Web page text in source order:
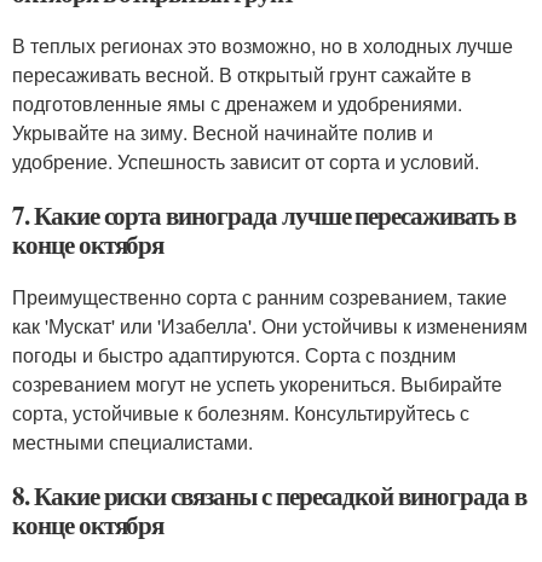
В теплых регионах это возможно, но в холодных лучше
пересаживать весной. В открытый грунт сажайте в
подготовленные ямы с дренажем и удобрениями.
Укрывайте на зиму. Весной начинайте полив и
удобрение. Успешность зависит от сорта и условий.
7. Какие сорта винограда лучше пересаживать в
конце октября
Преимущественно сорта с ранним созреванием, такие
как 'Мускат' или 'Изабелла'. Они устойчивы к изменениям
погоды и быстро адаптируются. Сорта с поздним
созреванием могут не успеть укорениться. Выбирайте
сорта, устойчивые к болезням. Консультируйтесь с
местными специалистами.
8. Какие риски связаны с пересадкой винограда в
конце октября